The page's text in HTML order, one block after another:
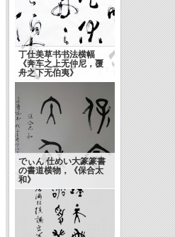
丁仕美草书书法横幅
《奔车之上无仲尼，覆
舟之下无伯夷》
でぃん 仕めい大篆篆書
の書道横物，《保合太
和》